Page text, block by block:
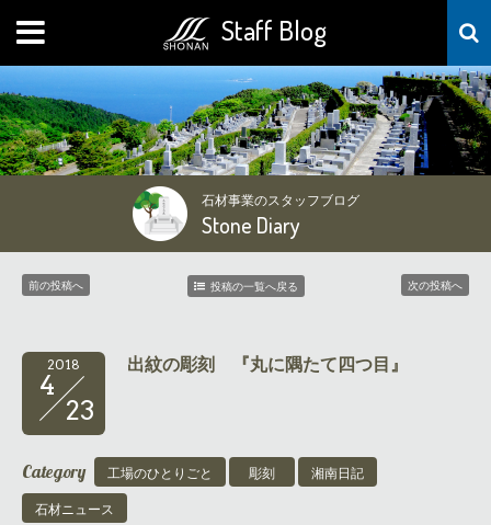
Staff Blog
MENU
石材事業のスタッフブログ
Stone Diary
前の投稿へ 投稿の一覧へ戻る 次の投稿へ
2018
4
23
出紋の彫刻 『丸に隅たて四つ目』
Category 工場のひとりごと 彫刻
湘南日記
石材ニュース